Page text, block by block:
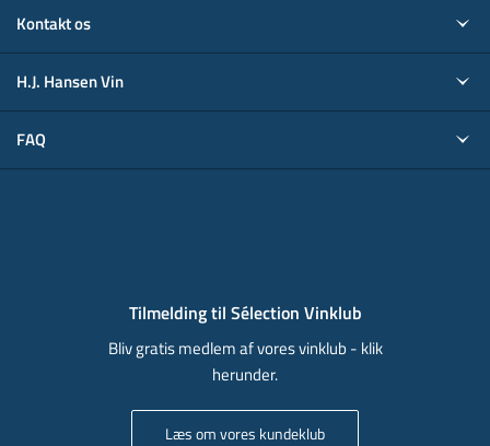
Kontakt os
H.J. Hansen Vin
FAQ
Tilmelding til Sélection Vinklub
Bliv gratis medlem af vores vinklub - klik
herunder.
Læs om vores kundeklub